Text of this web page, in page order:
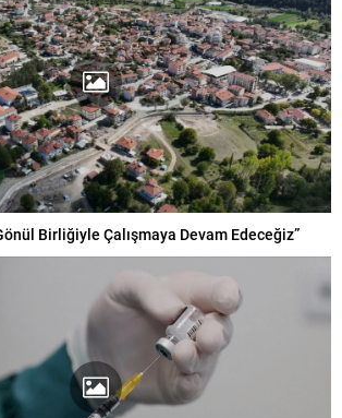
Birliğiyle Çalışmaya Devam Edeceğiz”